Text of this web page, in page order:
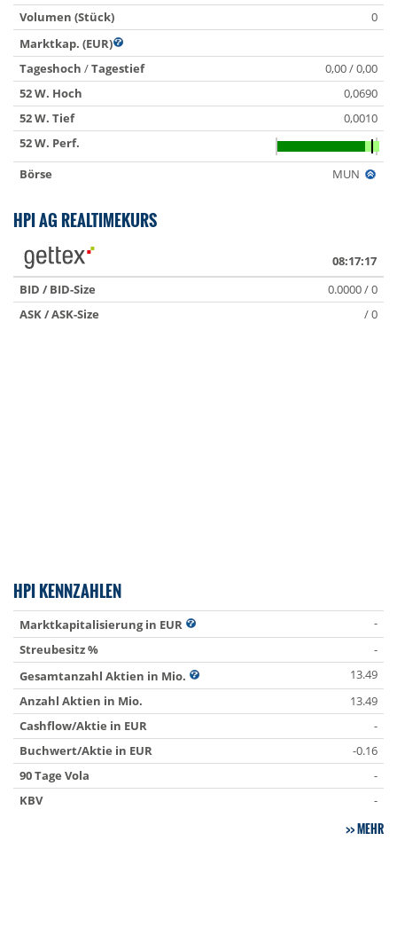
Volumen (Stück)
0
Marktkap. (EUR)
Tageshoch /Tagestief
0,00 / 0,00
52 W. Hoch
0,0690
52 W. Tief
0,0010
52 W. Perf.
Börse
MUN
HPI AG REALTIMEKURS
08:17:17
BID / BID-Size
0.0000 / 0
ASK / ASK-Size
/ 0
HPI KENNZAHLEN
Marktkapitalisierung in EUR
-
Streubesitz %
-
Gesamtanzahl Aktien in Mio.
13.49
Anzahl Aktien in Mio.
13.49
Cashflow/Aktie in EUR
-
Buchwert/Aktie in EUR
-0.16
90 Tage Vola
-
KBV
-
MEHR